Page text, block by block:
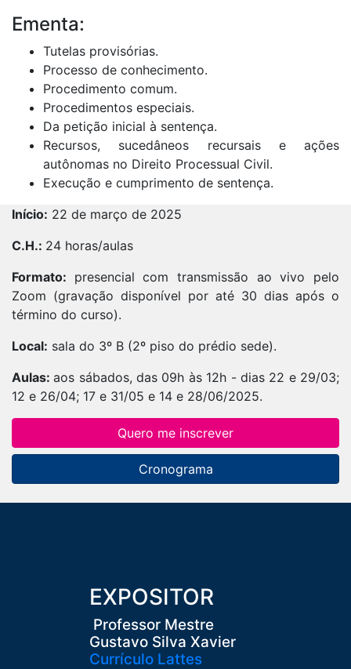
Ementa:
Tutelas provisórias.
Processo de conhecimento.
Procedimento comum.
Procedimentos especiais.
Da petição inicial à sentença.
Recursos, sucedâneos recursais e ações
autônomas no Direito Processual Civil.
Execução e cumprimento de sentença.
Início: 22 de março de 2025
C.H.: 24 horas/aulas
Formato: presencial com transmissão ao vivo pelo
Zoom (gravação disponível por até 30 dias após o
término do curso).
Local: sala do 3º B (2º piso do prédio sede).
Aulas:aos sábados, das 09h às 12h - dias 22 e 29/03;
12 e 26/04; 17 e 31/05 e 14 e 28/06/2025.
Quero me inscrever
Cronograma
EXPOSITOR
Professor Mestre
Gustavo Silva Xavier
Currículo Lattes